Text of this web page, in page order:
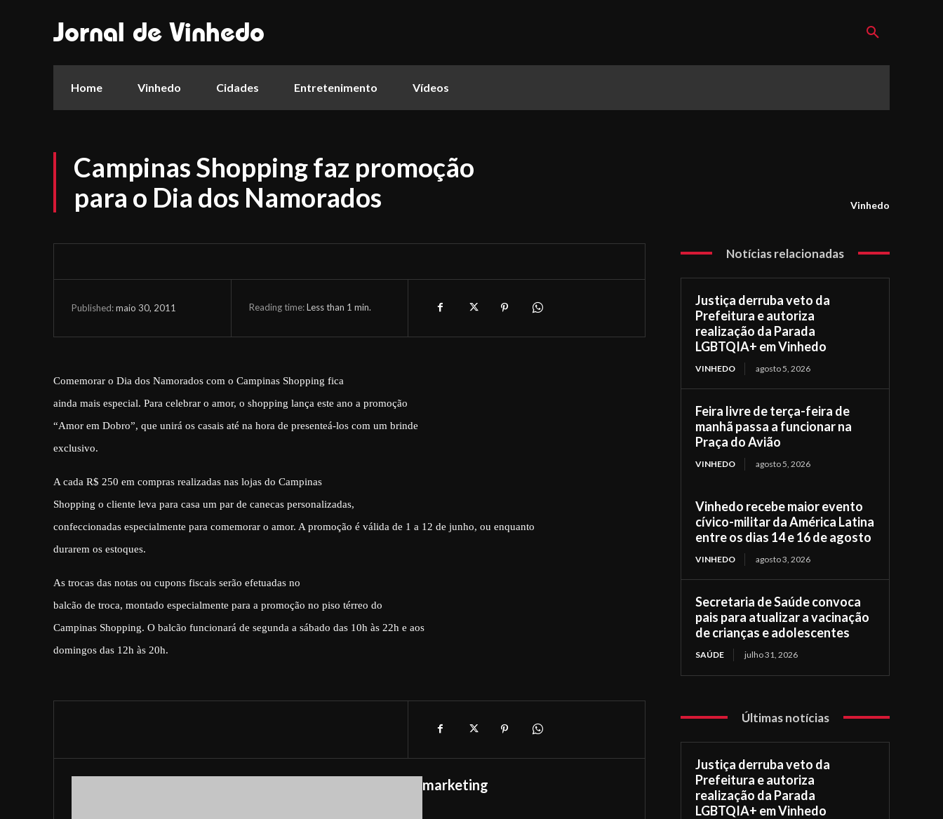
Jornal de Vinhedo
Home Vinhedo Cidades Entretenimento Vídeos
Campinas Shopping faz promoção
para o Dia dos Namorados
Vinhedo
Published:maio 30, 2011 Reading time:Less than 1 min.
Comemorar o Dia dos Namorados com o Campinas Shopping fica
ainda mais especial. Para celebrar o amor, o shopping lança este ano a promoção
“Amor em Dobro”, que unirá os casais até na hora de presenteá-los com um brinde
exclusivo.
A cada R$ 250 em compras realizadas nas lojas do Campinas
Shopping o cliente leva para casa um par de canecas personalizadas,
confeccionadas especialmente para comemorar o amor. A promoção é válida de 1 a 12 de junho, ou enquanto
durarem os estoques.
As trocas das notas ou cupons fiscais serão efetuadas no
balcão de troca, montado especialmente para a promoção no piso térreo do
Campinas Shopping. O balcão funcionará de segunda a sábado das 10h às 22h e aos
domingos das 12h às 20h.
marketing
Notícias relacionadas
Justiça derruba veto da
Prefeitura e autoriza
realização da Parada
LGBTQIA+ em Vinhedo
VINHEDO agosto 5, 2026
Feira livre de terça-feira de
manhã passa a funcionar na
Praça do Avião
VINHEDO agosto 5, 2026
Vinhedo recebe maior evento
cívico-militar da América Latina
entre os dias 14 e 16 de agosto
VINHEDO agosto 3, 2026
Secretaria de Saúde convoca
pais para atualizar a vacinação
de crianças e adolescentes
SAÚDE julho 31, 2026
Últimas notícias
Justiça derruba veto da
Prefeitura e autoriza
realização da Parada
LGBTQIA+ em Vinhedo